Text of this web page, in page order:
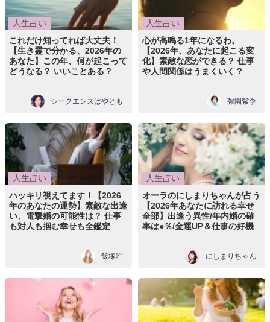
人生占い
これだけ知ってれば大丈夫！
【生き霊で分かる、2026年の
あなた】この年、何が起こって
どうなる？ いいことある？
シークエンスはやとも
人生占い
心が高鳴る1年になるわ。
【2026年、あなたに起こる変
化】素敵な恋ができる？ 仕事
や人間関係はうまくいく？
弥園紫季
人生占い
ハッキリ視えてます！【2026
年のあなたの運勢】素敵な出逢
い、電撃婚の可能性は？ 仕事
も対人も掴む幸せも全鑑定
飯塚唯
人生占い
オーラのにしまりちゃんが占う
【2026年あなたに訪れる幸せ
全部】出逢う異性/年内婚の確
率は●％/金運UP＆仕事の好機
にしまりちゃん